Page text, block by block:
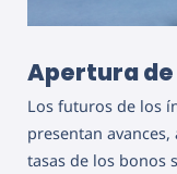
Apertura
Los futuros de los
presentan
tasas de los bonos